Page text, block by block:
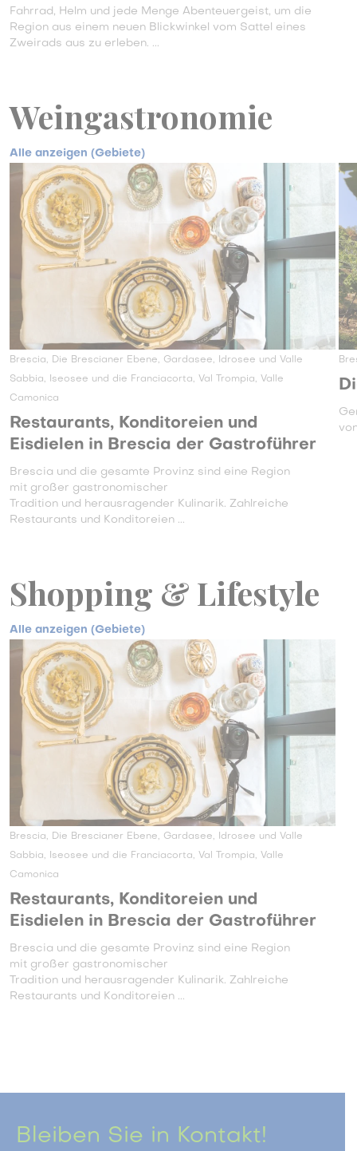
Fahrrad, Helm und jede Menge Abenteuergeist, um die
Region aus einem neuen Blickwinkel vom Sattel eines
Zweirads aus zu erleben. ...
Weingastronomie
Alle anzeigen (Gebiete)
Brescia, Die Brescianer Ebene, Gardasee, Idrosee und Valle
Sabbia, Iseosee und die Franciacorta, Val Trompia, Valle
Camonica
Restaurants, Konditoreien und
Eisdielen in Brescia der Gastroführer
Brescia und die gesamte Provinz sind eine Region
mit großer gastronomischer
Tradition und herausragender Kulinarik. Zahlreiche
Restaurants und Konditoreien ...
Shopping & Lifestyle
Alle anzeigen (Gebiete)
Brescia, Die Brescianer Ebene, Gardasee, Idrosee und Valle
Sabbia, Iseosee und die Franciacorta, Val Trompia, Valle
Camonica
Restaurants, Konditoreien und
Eisdielen in Brescia der Gastroführer
Brescia und die gesamte Provinz sind eine Region
mit großer gastronomischer
Tradition und herausragender Kulinarik. Zahlreiche
Restaurants und Konditoreien ...
Bleiben Sie in Kontakt!